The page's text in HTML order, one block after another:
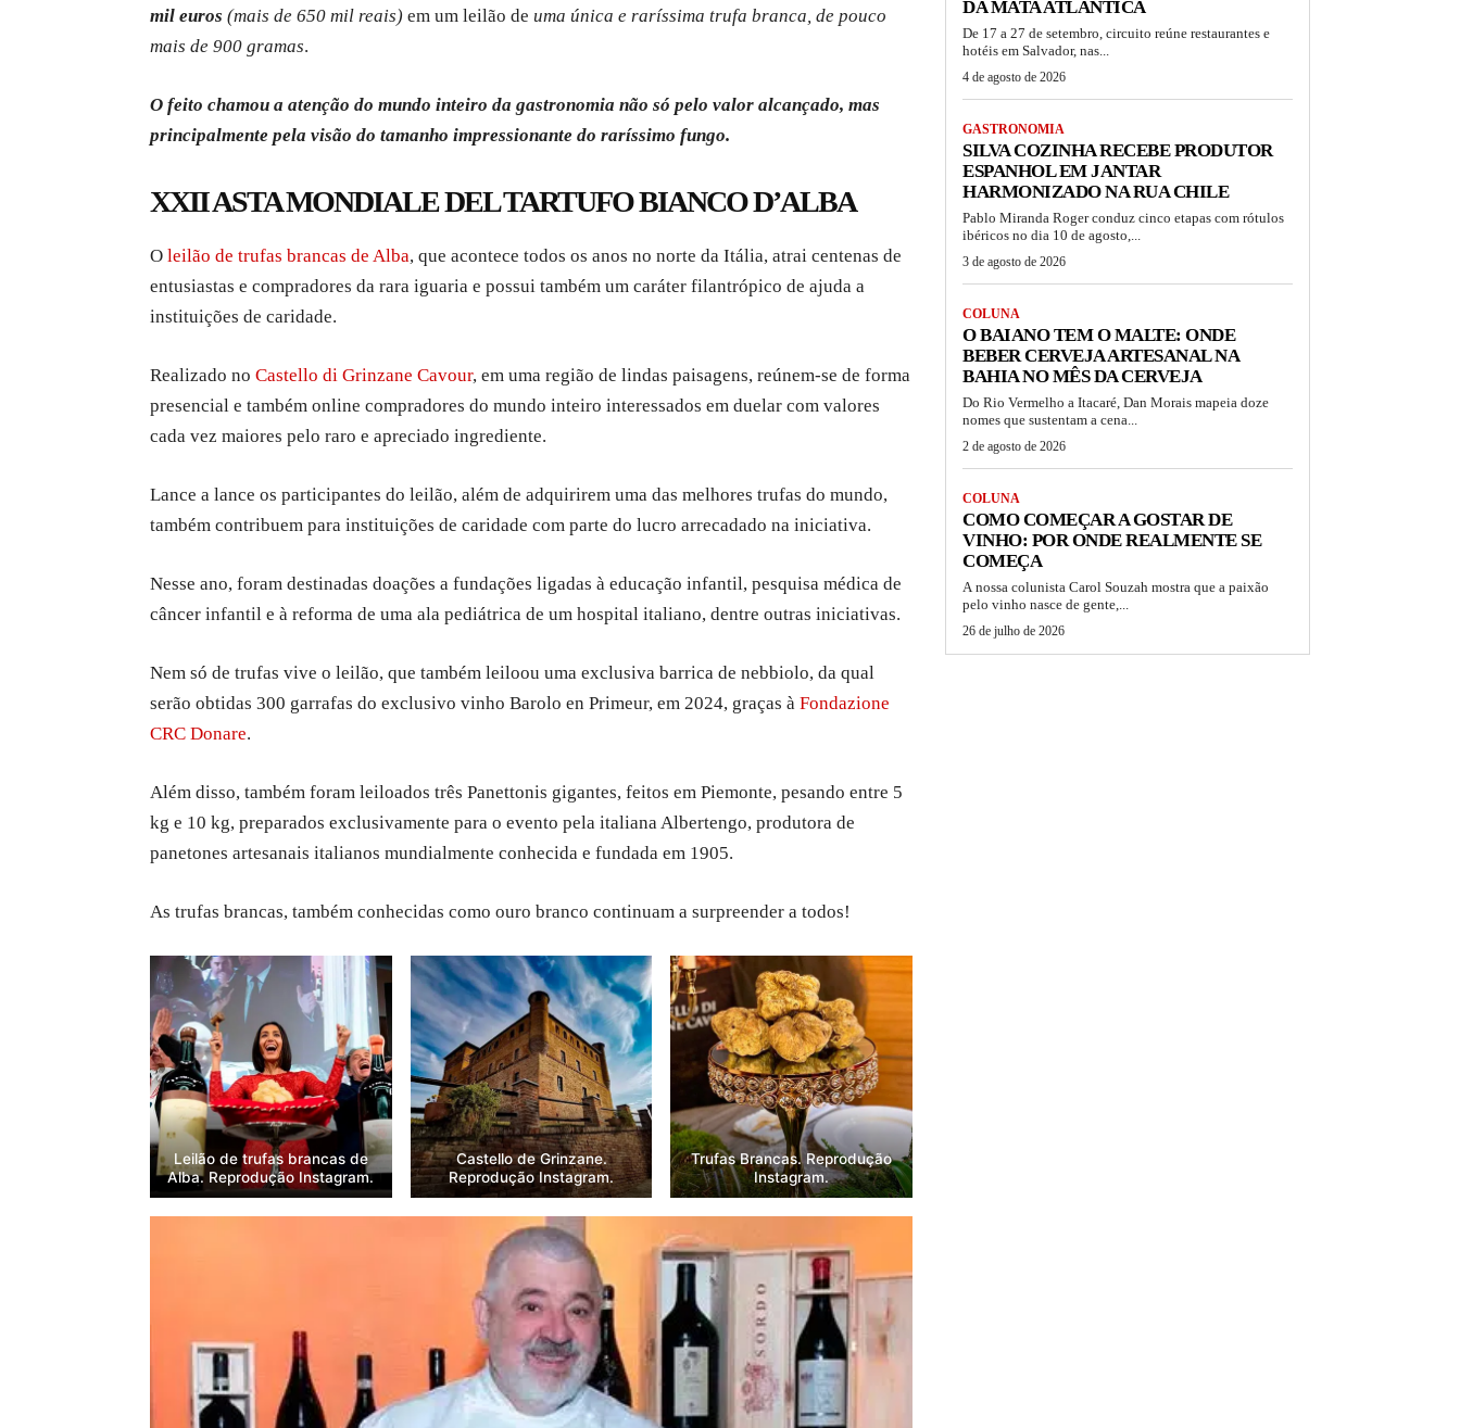
mil euros (mais de 650 mil reais) em um leilão de uma única e raríssima trufa branca, de pouco
mais de 900 gramas.
O feito chamou a atenção do mundo inteiro da gastronomia não só pelo valor alcançado, mas
principalmente pela visão do tamanho impressionante do raríssimo fungo.
XXII ASTA MONDIALE DEL TARTUFO BIANCO D’ALBA
O leilão de trufas brancas de Alba, que acontece todos os anos no norte da Itália, atrai centenas de
entusiastas e compradores da rara iguaria e possui também um caráter filantrópico de ajuda a
instituições de caridade.
Realizado no Castello di Grinzane Cavour, em uma região de lindas paisagens, reúnem-se de forma
presencial e também online compradores do mundo inteiro interessados em duelar com valores
cada vez maiores pelo raro e apreciado ingrediente.
Lance a lance os participantes do leilão, além de adquirirem uma das melhores trufas do mundo,
também contribuem para instituições de caridade com parte do lucro arrecadado na iniciativa.
Nesse ano, foram destinadas doações a fundações ligadas à educação infantil, pesquisa médica de
câncer infantil e à reforma de uma ala pediátrica de um hospital italiano, dentre outras iniciativas.
Nem só de trufas vive o leilão, que também leiloou uma exclusiva barrica de nebbiolo, da qual
serão obtidas 300 garrafas do exclusivo vinho Barolo en Primeur, em 2024, graças à Fondazione
CRC Donare.
Além disso, também foram leiloados três Panettonis gigantes, feitos em Piemonte, pesando entre 5
kg e 10 kg, preparados exclusivamente para o evento pela italiana Albertengo, produtora de
panetones artesanais italianos mundialmente conhecida e fundada em 1905.
As trufas brancas, também conhecidas como ouro branco continuam a surpreender a todos!
Leilão de trufas brancas de
Alba. Reprodução Instagram.
Castello de Grinzane.
Reprodução Instagram.
Trufas Brancas. Reprodução
Instagram.
DA MATA ATLÂNTICA
De 17 a 27 de setembro, circuito reúne restaurantes e
hotéis em Salvador, nas...
4 de agosto de 2026
GASTRONOMIA
SILVA COZINHA RECEBE PRODUTOR
ESPANHOL EM JANTAR
HARMONIZADO NA RUA CHILE
Pablo Miranda Roger conduz cinco etapas com rótulos
ibéricos no dia 10 de agosto,...
3 de agosto de 2026
COLUNA
O BAIANO TEM O MALTE: ONDE
BEBER CERVEJA ARTESANAL NA
BAHIA NO MÊS DA CERVEJA
Do Rio Vermelho a Itacaré, Dan Morais mapeia doze
nomes que sustentam a cena...
2 de agosto de 2026
COLUNA
COMO COMEÇAR A GOSTAR DE
VINHO: POR ONDE REALMENTE SE
COMEÇA
A nossa colunista Carol Souzah mostra que a paixão
pelo vinho nasce de gente,...
26 de julho de 2026